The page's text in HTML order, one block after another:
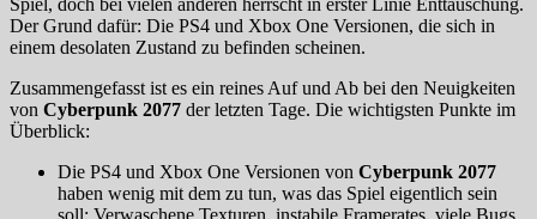
Spiel, doch bei vielen anderen herrscht in erster Linie Enttäuschung.
Der Grund dafür: Die PS4 und Xbox One Versionen, die sich in
einem desolaten Zustand zu befinden scheinen.
Zusammengefasst ist es ein reines Auf und Ab bei den Neuigkeiten
von Cyberpunk 2077 der letzten Tage. Die wichtigsten Punkte im
Überblick:
Die PS4 und Xbox One Versionen von Cyberpunk 2077
haben wenig mit dem zu tun, was das Spiel eigentlich sein